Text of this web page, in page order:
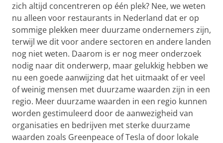
zich altijd concentreren op één plek? Nee, we weten
nu alleen voor restaurants in Nederland dat er op
sommige plekken meer duurzame ondernemers zijn,
terwijl we dit voor andere sectoren en andere landen
nog niet weten. Daarom is er nog meer onderzoek
nodig naar dit onderwerp, maar gelukkig hebben we
nu een goede aanwijzing dat het uitmaakt of er veel
of weinig mensen met duurzame waarden zijn in een
regio. Meer duurzame waarden in een regio kunnen
worden gestimuleerd door de aanwezigheid van
organisaties en bedrijven met sterke duurzame
waarden zoals Greenpeace of Tesla of door lokale